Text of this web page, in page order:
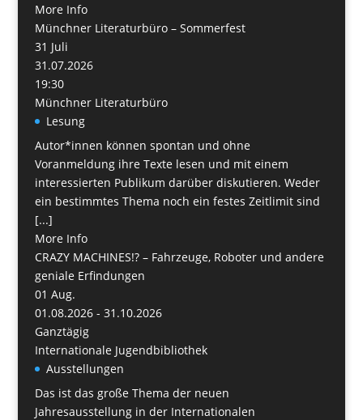
More Info
Münchner Literaturbüro – Sommerfest
31 Juli
31.07.2026
19:30
Münchner Literaturbüro
Lesung
Autor*innen können spontan und ohne
Voranmeldung ihre Texte lesen und mit einem
interessierten Publikum darüber diskutieren. Weder
ein bestimmtes Thema noch ein festes Zeitlimit sind
[...]
More Info
CRAZY MACHINES!? – Fahrzeuge, Roboter und andere
geniale Erfindungen
01 Aug.
01.08.2026 - 31.10.2026
Ganztägig
Internationale Jugendbibliothek
Ausstellungen
Das ist das große Thema der neuen
Jahresausstellung in der Internationalen